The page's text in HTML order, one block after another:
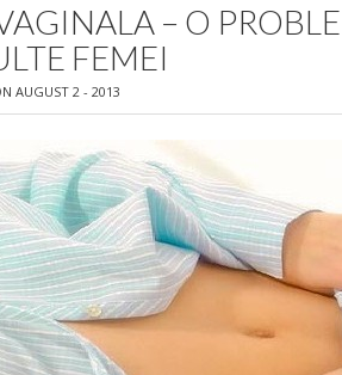
– O
FEMEI
AUGUST 2 - 2013